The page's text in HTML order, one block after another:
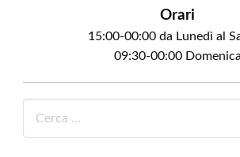
Orari
15:00-00:00 da Lunedì al
09:30-00:00 Domenica